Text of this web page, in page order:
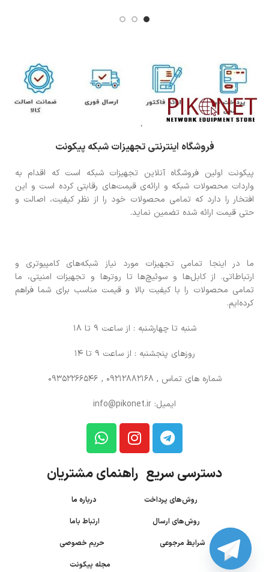
فروشگاه اینترنتی تجهیزات شبکه پیکونت
پیکونت اولین فروشگاه آنلاین تجهیزات شبکه است که اقدام به
واردات محصولات شبکه و ارائه‌ی قیمت‌های رقابتی کرده است و این
افتخار را دارد که تمامی محصولات خود را از نظر کیفیت، اصالت و
حتی قیمت ارائه شده تضمین نماید.
ما در اینجا تمامی تجهیزات مورد نیاز شبکه‌های کامپیوتری و
ارتباطاتی. از کابل‌ها و سوئیچ‌ها تا روترها و تجهیزات امنیتی، ما
تمامی محصولات را با کیفیت بالا و قیمت مناسب برای شما فراهم
کرده‌ایم.
شنبه تا چهارشنبه : از ساعت 9 تا 18
روزهای پنجشنبه : از ساعت 9 تا 14
شماره های تماس , 09212882168 , 09352266546
ایمیل: info@pikonet.ir
دسترسی سریع راهنمای مشتریان
روش‌های پرداخت درباره ما
روش‌های ارسال
ارتباط باما
شرایط مرجوعی
حریم خصوصی
مجله پیکونت